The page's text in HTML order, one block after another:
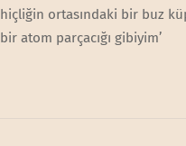
hiçliğin ortasındaki bir buz
bir atom parçacığı gibiyim’